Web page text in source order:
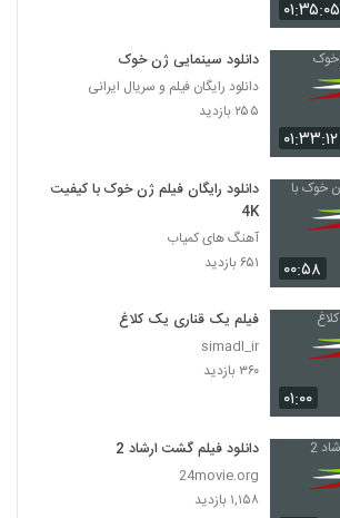
دانلود فیلم پله آخر
۱,۸۲۲ بازدید
دانلود فیلم امروز با کیفیت عالی
۱,۳۲۴ بازدید
دانلود فیلم سینمایی مجردها
دانلود فیلم ایرانی لاک قرمز
۳,۳۵۸ بازدید
دانلود فیلم سینمایی در کمال خونسردی
۱,۱۷۱ بازدید
دانلود فیلم ناردون
۰۱:۳۵:۰۵
۰۱:۳۳:۱۲
دانلود سینمایی ژن خوک
دانلود رایگان فیلم و سریال ایرانی
۲۵۵ بازدید
۰۰:۵۸
دانلود رایگان فیلم ژن خوک با کیفیت
4K
آهنگ های کمیاب
۶۵۱ بازدید
۰۱:۰۰
فیلم یک قناری یک کلاغ
simadl_ir
۳۶۰ بازدید
دانلود فیلم گشت ارشاد 2
24movie.org
۱,۱۵۸ بازدید